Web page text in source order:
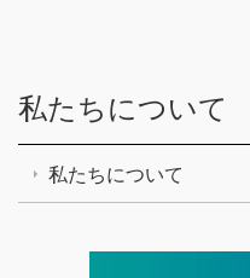
私たちについて
私たちについて